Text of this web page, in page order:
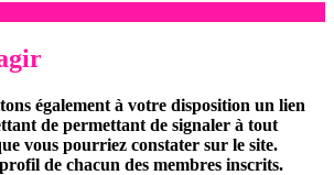
également à votre disposition un lien
de permettant de signaler à tout
vous pourriez constater sur le site.
de chacun des membres inscrits.